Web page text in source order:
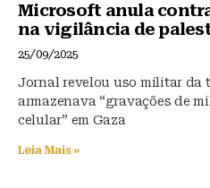
Microsoft anula
na vigilância de
25/09/2025
Jornal revelou uso militar da
armazenava “gravações de
celular” em Gaza
Leia Mais »